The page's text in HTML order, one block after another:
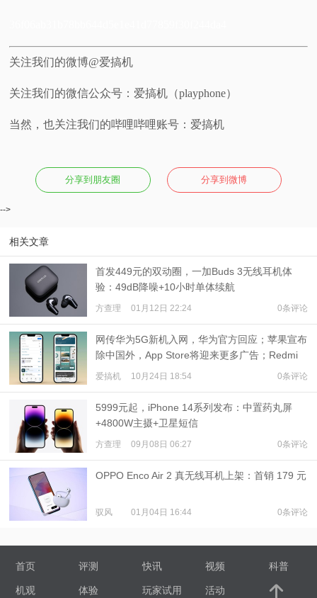
关注我们的微博@爱搞机
关注我们的微信公众号：爱搞机（playphone）
当然，也关注我们的哔哩哔哩账号：爱搞机
分享到朋友圈 分享到微博
-->
相关文章
首发449元的双动圈，一加Buds 3无线耳机体
验：49dB降噪+10小时单体续航
方查理 01月12日 22:24 0条评论
网传华为5G新机入网，华为官方回应；苹果宣布
除中国外，App Store将迎来更多广告；Redmi
Note 12 Pro将搭载索尼IMX766主摄 | 搞机新鲜
爱搞机 10月24日 18:54 0条评论
5999元起，iPhone 14系列发布：中置药丸屏
+4800W主摄+卫星短信
方查理 09月08日 06:27 0条评论
OPPO Enco Air 2 真无线耳机上架：首销 179 元
驭风 01月04日 16:44 0条评论
首页 评测 快讯 视频 科普
机观 体验 玩家试用 活动